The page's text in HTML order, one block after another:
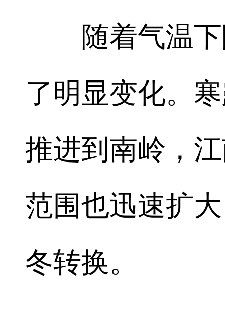
随着气温下
了明显变化。
推进到南岭，
范围也迅速扩
冬转换。